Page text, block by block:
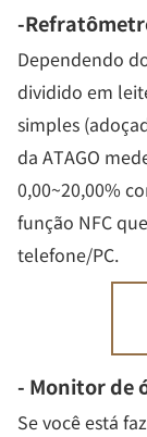
-
Dependendo
dividido em
simples
da ATAGO
0,00~20,00%
função NFC
telefone/PC.
- Monitor de
Se você está